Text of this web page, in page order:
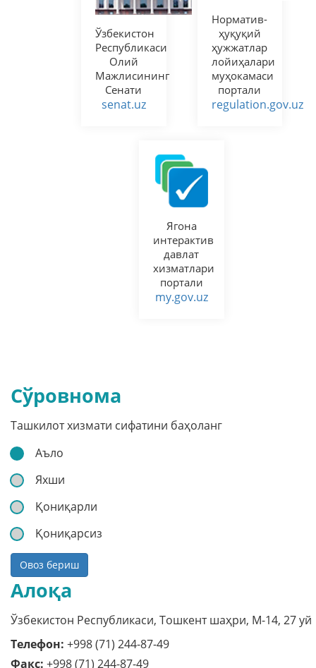
Ўзбекистон
Республикаси
Олий
Мажлисининг
Сенати
senat.uz
Норматив-
ҳуқуқий
ҳужжатлар
лойиҳалари
муҳокамаси
портали
regulation.gov.uz
Ягона
интерактив
давлат
хизматлари
портали
my.gov.uz
Сўровнома
Ташкилот хизмати сифатини баҳоланг
Аъло
Яхши
Қониқарли
Қониқарсиз
Овоз бериш
Алоқа
Ўзбекистон Республикаси, Тошкент шаҳри, M-14, 27 уй
Телефон: +998 (71) 244-87-49
Факс: +998 (71) 244-87-49